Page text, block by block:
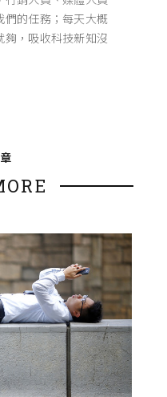
們的任務；每天大概
夠，吸收科技新知沒